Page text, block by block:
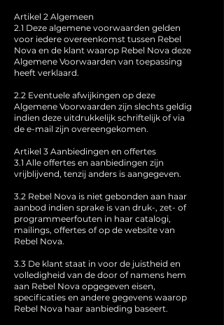
Artikel 2 Algemeen
2.1 Deze algemene voorwaarden gelden
voor iedere overeenkomst tussen Rebel
Nova en de klant waarop Rebel Nova deze
Algemene Voorwaarden van toepassing
heeft verklaard.
2.2 Eventuele afwijkingen op deze
Algemene Voorwaarden zijn slechts geldig
indien deze uitdrukkelijk schriftelijk of via
de e-mail zijn overeengekomen.
Artikel 3 Aanbiedingen en offertes
3.1 Alle offertes en aanbiedingen zijn
vrijblijvend, tenzij anders is aangegeven.
3.2 Rebel Nova is niet gebonden aan haar
aanbod indien sprake is van druk-, zet- of
programmeerfouten in haar catalogi,
mailings, offertes of op de website van
Rebel Nova.
3.3 De klant staat in voor de juistheid en
volledigheid van de door of namens hem
aan Rebel Nova opgegeven eisen,
specificaties en andere gegevens waarop
Rebel Nova haar aanbieding baseert.